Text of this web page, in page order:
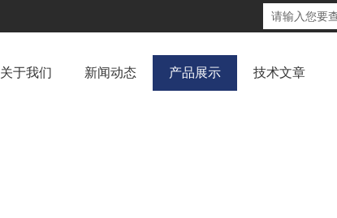
关于我们 新闻动态 产品展示 技术文章